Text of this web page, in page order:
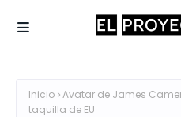
Inicio Avatar de James
taquilla de EU